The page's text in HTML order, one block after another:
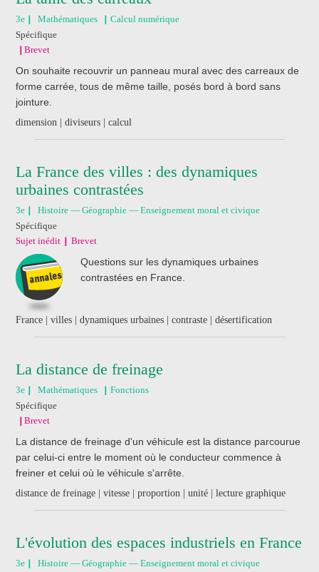
3e Mathématiques
Calcul numérique
Spécifique
Brevet
On souhaite recouvrir un panneau mural avec des carreaux de
forme carrée, tous de même taille, posés bord à bord sans
jointure.
dimension | diviseurs | calcul
La France des villes : des dynamiques
urbaines contrastées
3e
Histoire — Géographie — Enseignement moral et civique
Spécifique
Sujet inédit
Brevet
Questions sur les dynamiques urbaines
contrastées en France.
France | villes | dynamiques urbaines | contraste | désertification
La distance de freinage
3e Mathématiques
Fonctions
Spécifique
Brevet
La distance de freinage d'un véhicule est la distance parcourue
par celui-ci entre le moment où le conducteur commence à
freiner et celui où le véhicule s'arrête.
distance de freinage | vitesse | proportion | unité | lecture graphique
L'évolution des espaces industriels en France
3e
Histoire — Géographie — Enseignement moral et civique